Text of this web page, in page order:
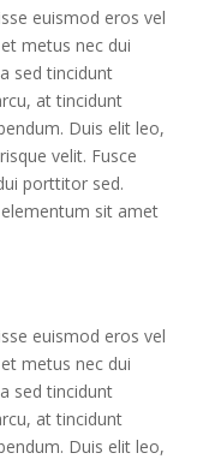
euismod eros vel
metus nec dui
sed tincidunt
at tincidunt
Duis elit leo,
velit. Fusce
porttitor sed.
sit amet
euismod eros vel
metus nec dui
sed tincidunt
at tincidunt
Duis elit leo,